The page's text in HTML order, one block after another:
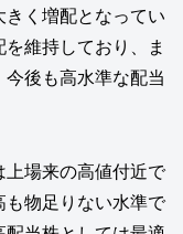
く増配となってい
維持しており、ま
後も高水準な配当
場来の高値付近で
物足りない水準で